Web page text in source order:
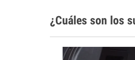
¿Cuáles son los